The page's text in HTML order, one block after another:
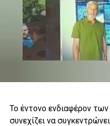
Το έντονο ενδιαφέρον
συνεχίζει να